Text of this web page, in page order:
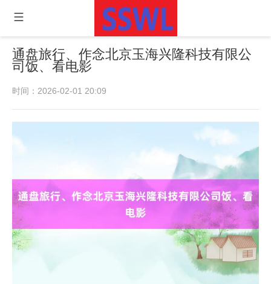
通盘旅行、作念北京玉海兴隆科技有限公
司饭、看电影
时间：2026-02-01 20:09